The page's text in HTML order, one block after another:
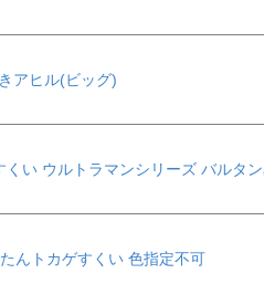
アヒル(ビッグ)
くい ウルトラマンシリーズ バルタ
んトカゲすくい 色指定不可